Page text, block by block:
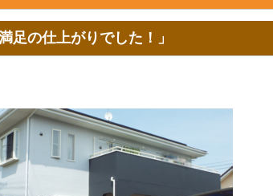
の仕上がりでした！」